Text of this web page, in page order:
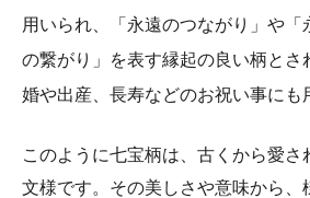
用いられ、「永遠のつながり」や「
の繋がり」を表す縁起の良い柄とさ
婚や出産、長寿などのお祝い事にも
このように七宝柄は、古くから愛さ
文様です。その美しさや意味から、